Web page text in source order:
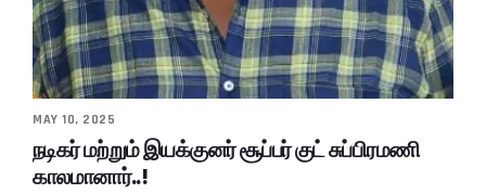
MAY 10, 2025
நடிகர் மற்றும் இயக்குனர் சூப்பர் குட் சுப்பிரமணி
காலமானார்..!